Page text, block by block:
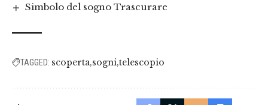
Simbolo del sogno Trascurare
TAGGED: scoperta sogni telescopio